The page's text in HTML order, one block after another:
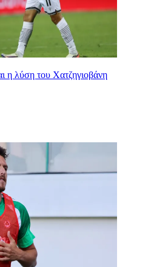
η λύση του Χατζηγιοβάνη